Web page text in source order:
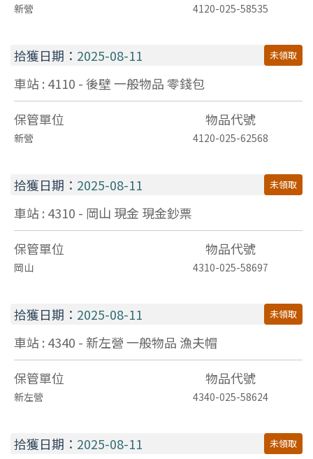
新營 4120-025-58535
拾獲日期： 2025-08-11 未領取
車站 : 4110 - 後壁一般物品 零錢包
保管單位
物品代號
新營 4120-025-62568
拾獲日期： 2025-08-11 未領取
車站 : 4310 - 岡山 現金 現金鈔票
保管單位
物品代號
岡山 4310-025-58697
拾獲日期： 2025-08-11 未領取
車站 : 4340 - 新左營一般物品 漁夫帽
保管單位
物品代號
新左營 4340-025-58624
拾獲日期： 2025-08-11 未領取